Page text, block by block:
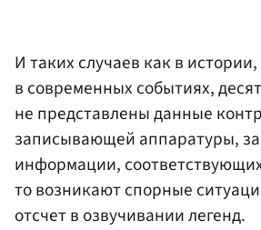
И таких случаев как в истории,
в современных событиях,
не представлены данные
записывающей аппаратуры,
информации,
то возникают спорные
отсчет в озвучивании легенд.